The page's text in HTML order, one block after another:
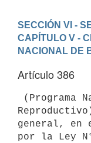
SECCIÓN VI -
CAPÍTULO V -
NACIONAL DE
Artículo 386
general, en
por la Ley